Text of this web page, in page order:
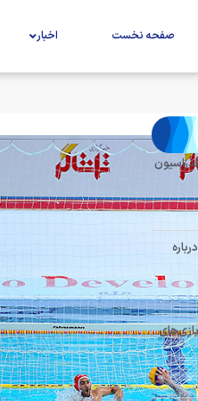
صفحه نخست اخبار
به فینال ۴۰۰ متر بازی‌های